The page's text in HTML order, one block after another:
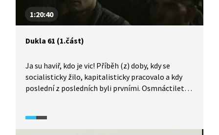
1:20:40
Dukla 61 (1.část)
Ja su haviř, kdo je vic! Příběh (z) doby, kdy se
socialisticky žilo, kapitalisticky pracovalo a kdy
poslední z posledních byli prvními. Osmnáctiletý
ve kterém pracuje jeho otec Milan. Elitní havíř